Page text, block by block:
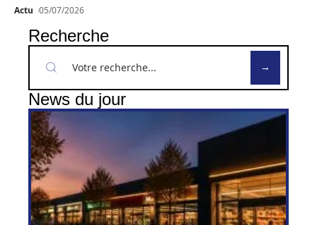
Actu 05/07/2026
Recherche
News du jour